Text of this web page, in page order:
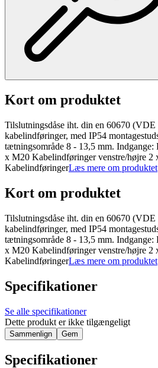
Kort om produktet
Tilslutningsdåse iht. din en 60670
kabelindføringer, med IP54
tætningsområde 8 - 13,5 mm.
x M20 Kabelindføringer venstre/højre 2
KabelindføringerLæs mere om produktet
Kort om produktet
Tilslutningsdåse iht. din en 60670
kabelindføringer, med IP54
tætningsområde 8 - 13,5 mm.
x M20 Kabelindføringer venstre/højre 2
KabelindføringerLæs mere om produktet
Specifikationer
Se alle specifikationer
Dette produkt er ikke tilgængeligt
Sammenlign Gem
Specifikationer